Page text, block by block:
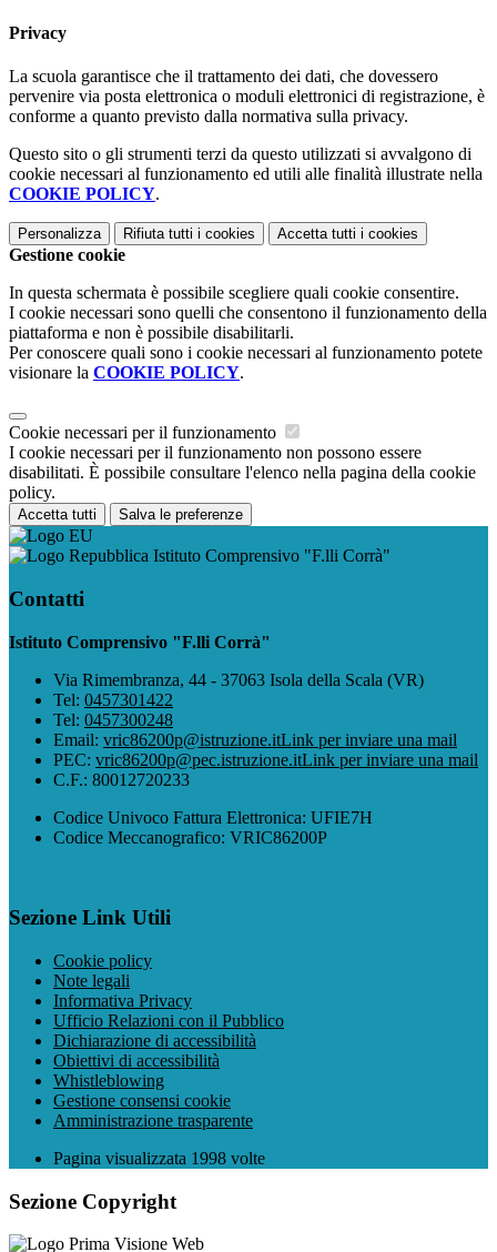
Privacy
La scuola garantisce che il trattamento dei dati, che dovessero
pervenire via posta elettronica o moduli elettronici di registrazione, è
conforme a quanto previsto dalla normativa sulla privacy.
Questo sito o gli strumenti terzi da questo utilizzati si avvalgono di
cookie necessari al funzionamento ed utili alle finalità illustrate nella
COOKIE POLICY.
Personalizza Rifiuta tutti i cookies Accetta tutti i cookies
Gestione cookie
In questa schermata è possibile scegliere quali cookie consentire.
I cookie necessari sono quelli che consentono il funzionamento della
piattaforma e non è possibile disabilitarli.
Per conoscere quali sono i cookie necessari al funzionamento potete
visionare la COOKIE POLICY.
Cookie necessari per il funzionamento
I cookie necessari per il funzionamento non possono essere
disabilitati. È possibile consultare l'elenco nella pagina della cookie
policy.
Accetta tutti Salva le preferenze
Istituto Comprensivo "F.lli Corrà"
Contatti
Istituto Comprensivo "F.lli Corrà"
Via Rimembranza, 44 - 37063 Isola della Scala (VR)
Tel: 0457301422
Tel: 0457300248
Email: vric86200p@istruzione.itLink per inviare una mail
PEC: vric86200p@pec.istruzione.itLink per inviare una mail
C.F.: 80012720233
Codice Univoco Fattura Elettronica: UFIE7H
Codice Meccanografico: VRIC86200P
Sezione Link Utili
Cookie policy
Note legali
Informativa Privacy
Ufficio Relazioni con il Pubblico
Dichiarazione di accessibilità
Obiettivi di accessibilità
Whistleblowing
Gestione consensi cookie
Amministrazione trasparente
Pagina visualizzata 1998 volte
Sezione Copyright